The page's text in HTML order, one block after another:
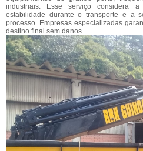
industriais. Esse serviço considera
estabilidade durante o transporte e a
processo. Empresas especializadas
destino final sem danos.